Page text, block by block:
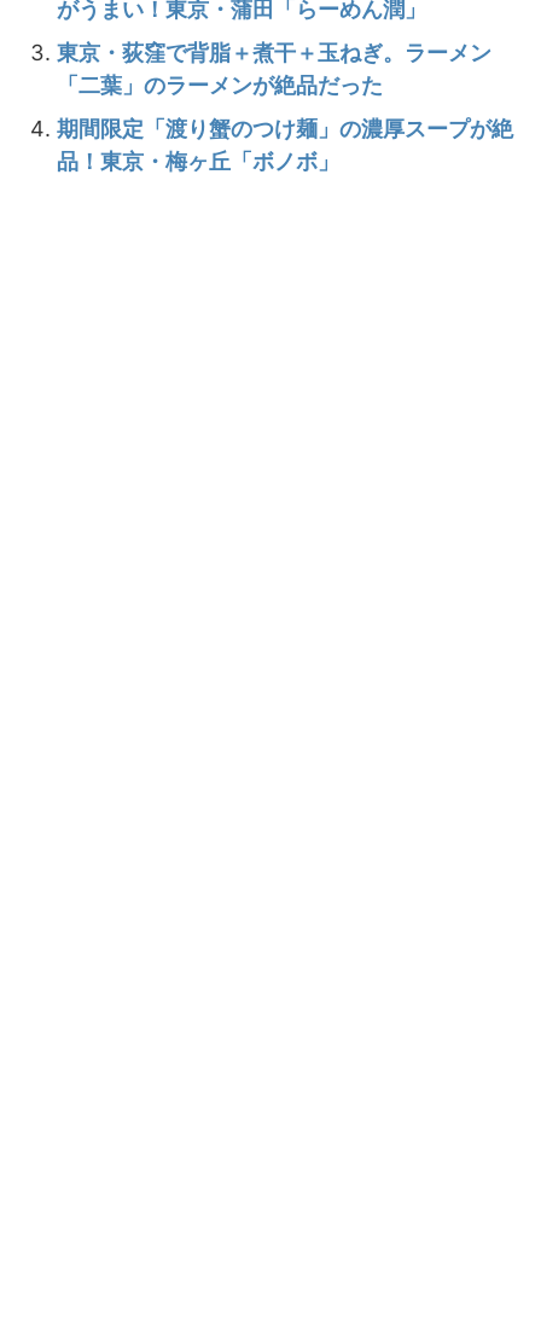
がうまい！東京・蒲田「らーめん潤」
東京・荻窪で背脂＋煮干＋玉ねぎ。ラーメン
「二葉」のラーメンが絶品だった
期間限定「渡り蟹のつけ麺」の濃厚スープが絶
品！東京・梅ヶ丘「ボノボ」